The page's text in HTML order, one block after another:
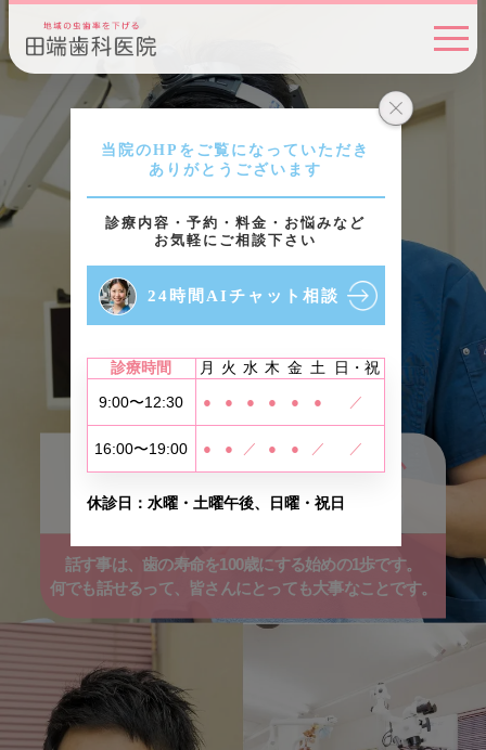
どうして、歯が大事なのか
どんなことが不安なのか？
話す事は、歯の寿命を100歳にする始めの1歩です。
何でも話せるって、皆さんにとっても大事なことです。